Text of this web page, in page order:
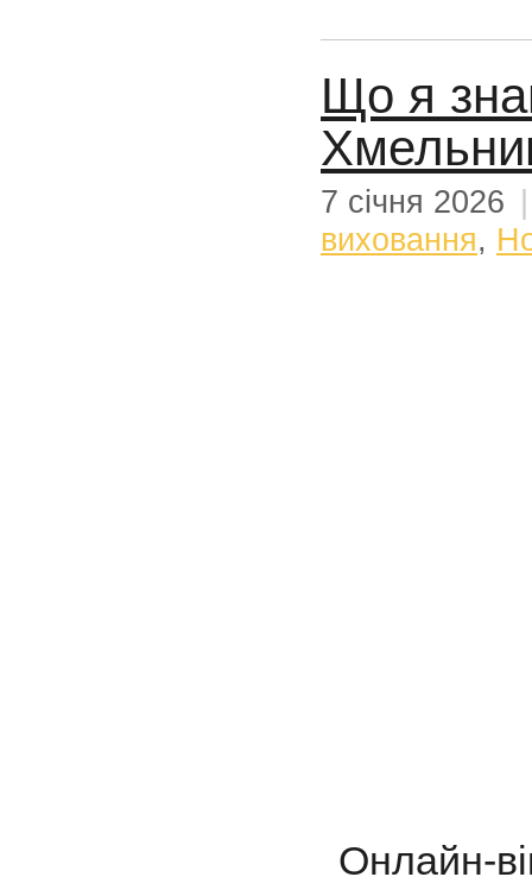
Що я
7 січня 2026
виховання,
Онлайн-